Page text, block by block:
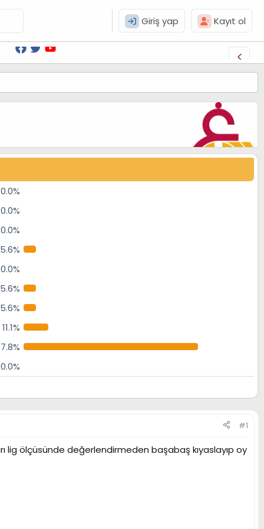
Giriş yap Kayıt ol
0.0%
0.0%
0.0%
5.6%
0.0%
5.6%
5.6%
11.1%
0.0%
#1
lig ölçüsünde değerlendirmeden başabaş kıyaslayıp oy